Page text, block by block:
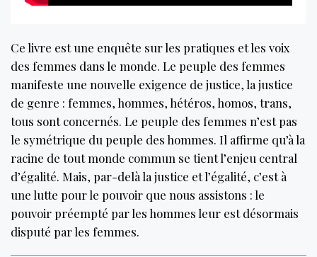
Ce livre est une enquête sur les pratiques et les voix
des femmes dans le monde. Le peuple des femmes
manifeste une nouvelle exigence de justice, la justice
de genre : femmes, hommes, hétéros, homos, trans,
tous sont concernés. Le peuple des femmes n’est pas
le symétrique du peuple des hommes. Il affirme qu’à la
racine de tout monde commun se tient l’enjeu central
d’égalité. Mais, par-delà la justice et l’égalité, c’est à
une lutte pour le pouvoir que nous assistons : le
pouvoir préempté par les hommes leur est désormais
disputé par les femmes.